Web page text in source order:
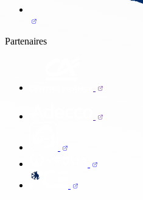
Partenaires